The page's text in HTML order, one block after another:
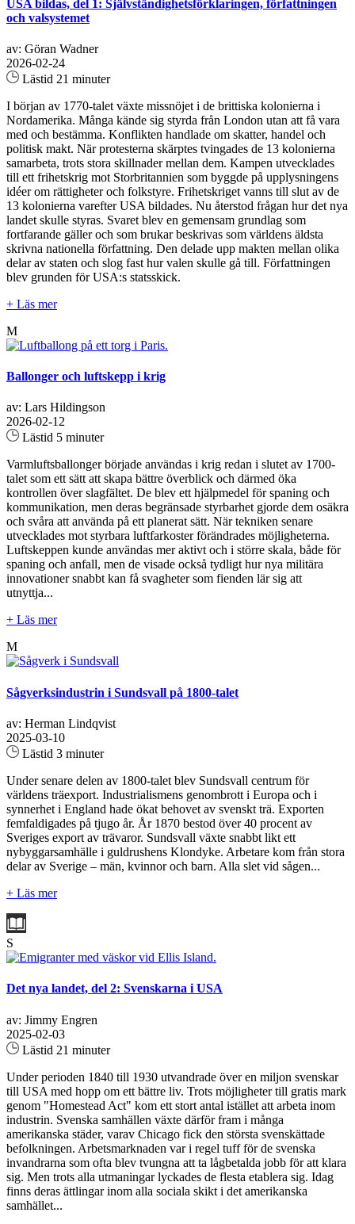
USA bildas, del 1: Självständighetsförklaringen, författningen
och valsystemet
av: Göran Wadner
2026-02-24
Lästid 21 minuter
I början av 1770-talet växte missnöjet i de brittiska kolonierna i
Nordamerika. Många kände sig styrda från London utan att få vara
med och bestämma. Konflikten handlade om skatter, handel och
politisk makt. När protesterna skärptes tvingades de 13 kolonierna
samarbeta, trots stora skillnader mellan dem. Kampen utvecklades
till ett frihetskrig mot Storbritannien som byggde på upplysningens
idéer om rättigheter och folkstyre. Frihetskriget vanns till slut av de
13 kolonierna varefter USA bildades. Nu återstod frågan hur det nya
landet skulle styras. Svaret blev en gemensam grundlag som
fortfarande gäller och som brukar beskrivas som världens äldsta
skrivna nationella författning. Den delade upp makten mellan olika
delar av staten och slog fast hur valen skulle gå till. Författningen
blev grunden för USA:s statsskick.
+ Läs mer
M
Ballonger och luftskepp i krig
av: Lars Hildingson
2026-02-12
Lästid 5 minuter
Varmluftsballonger började användas i krig redan i slutet av 1700-
talet som ett sätt att skapa bättre överblick och därmed öka
kontrollen över slagfältet. De blev ett hjälpmedel för spaning och
kommunikation, men deras begränsade styrbarhet gjorde dem osäkra
och svåra att använda på ett planerat sätt. När tekniken senare
utvecklades mot styrbara luftfarkoster förändrades möjligheterna.
Luftskeppen kunde användas mer aktivt och i större skala, både för
spaning och anfall, men de visade också tydligt hur nya militära
innovationer snabbt kan få svagheter som fienden lär sig att
utnyttja...
+ Läs mer
M
Sågverksindustrin i Sundsvall på 1800-talet
av: Herman Lindqvist
2025-03-10
Lästid 3 minuter
Under senare delen av 1800-talet blev Sundsvall centrum för
världens träexport. Industrialismens genombrott i Europa och i
synnerhet i England hade ökat behovet av svenskt trä. Exporten
femfaldigades på tjugo år. År 1870 bestod över 40 procent av
Sveriges export av trävaror. Sundsvall växte snabbt likt ett
nybyggarsamhälle i guldrushens Klondyke. Arbetare kom från stora
delar av Sverige – män, kvinnor och barn. Alla slet vid sågen...
+ Läs mer
S
Det nya landet, del 2: Svenskarna i USA
av: Jimmy Engren
2025-02-03
Lästid 21 minuter
Under perioden 1840 till 1930 utvandrade över en miljon svenskar
till USA med hopp om ett bättre liv. Trots möjligheter till gratis mark
genom "Homestead Act" kom ett stort antal istället att arbeta inom
industrin. Svenska samhällen växte därför fram i många
amerikanska städer, varav Chicago fick den största svenskättade
befolkningen. Arbetsmarknaden var i regel tuff för de svenska
invandrarna som ofta blev tvungna att ta lågbetalda jobb för att klara
sig. Men trots alla utmaningar lyckades de flesta etablera sig. Idag
finns deras ättlingar inom alla sociala skikt i det amerikanska
samhället...